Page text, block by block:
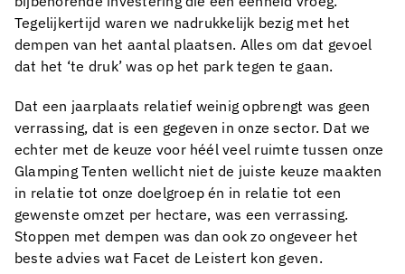
Tegelijkertijd waren we nadrukkelijk bezig met het
dempen van het aantal plaatsen. Alles om dat gevoel
dat het ‘te druk’ was op het park tegen te gaan.
Dat een jaarplaats relatief weinig opbrengt was geen
verrassing, dat is een gegeven in onze sector. Dat we
echter met de keuze voor héél veel ruimte tussen onze
Glamping Tenten wellicht niet de juiste keuze maakten
in relatie tot onze doelgroep én in relatie tot een
gewenste omzet per hectare, was een verrassing.
Stoppen met dempen was dan ook zo ongeveer het
beste advies wat Facet de Leistert kon geven.